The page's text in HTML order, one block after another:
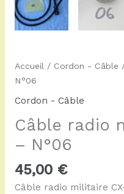
Accueil / Cordon - Câble
N°06
Cordon - Câble
Câble radio
– N°06
45,00 €
Câble radio militaire